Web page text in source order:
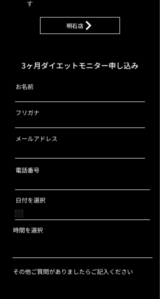
す
明石店
​3ヶ月ダイエットモニター申し込み
お名前
フリガナ
メールアドレス
電話番号
日付を選択
時間を選択
その他ご質問がありましたらご記入ください